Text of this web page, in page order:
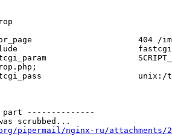
404 /
unix:/
part --------------
scrubbed...
pipermail/nginx-ru/attachments/